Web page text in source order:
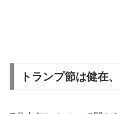
トランプ節は健在